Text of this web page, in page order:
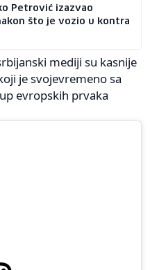
Petrović izazvao
što je vozio u kontra
mediji su kasnije
je svojevremeno sa
evropskih prvaka